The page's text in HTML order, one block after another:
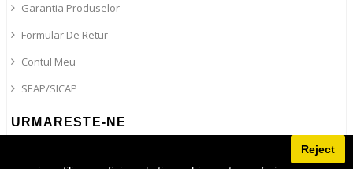
Reject
Garantia Produselor
Formular De Retur
Contul Meu
SEAP/SICAP
URMARESTE-NE